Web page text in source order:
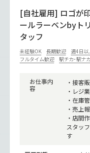
[自社雇用] ロゴが
ールラーベンbyト
タッフ
未経験OK 長期歓迎 週4日以
フルタイム歓迎
駅チカ･駅ナカ
お仕事内
容
・接客
・レジ
・在庫
・売上
・店間
スタッ
す